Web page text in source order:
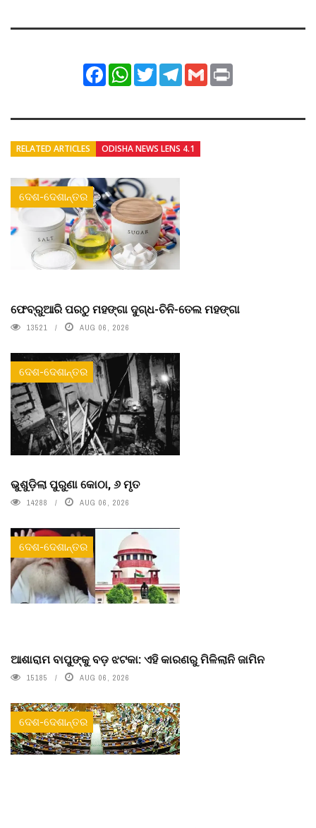
FacebookWhatsApp
TwitterTelegram
Gmail
RELATED ARTICLES ODISHA NEWS LENS 4.1
ଦେଶ-ଦେଶାନ୍ତର
ଫେବ୍ରୁଆରି ପରଠୁ ମହଙ୍ଗା ଦୁଗ୍ଧ-ଚିନି-ତେଲ ମହଙ୍ଗା
13521 AUG 06, 2026
ଦେଶ-ଦେଶାନ୍ତର
ଭୁଶୁଡ଼ିଲା ପୁରୁଣା କୋଠା, ୬ ମୃତ
14288 AUG 06, 2026
ଦେଶ-ଦେଶାନ୍ତର
ଆଶାରାମ ବାପୁଙ୍କୁ ବଡ଼ ଝଟକା: ଏହି କାରଣରୁ ମିଳିଲାନି ଜାମିନ
15185 AUG 06, 2026
ଦେଶ-ଦେଶାନ୍ତର